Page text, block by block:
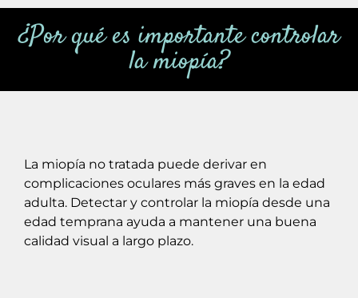
¿Por qué es importante controlar
la miopía?
La miopía no tratada puede derivar en
complicaciones oculares más graves en la edad
adulta. Detectar y controlar la miopía desde una
edad temprana ayuda a mantener una buena
calidad visual a largo plazo.